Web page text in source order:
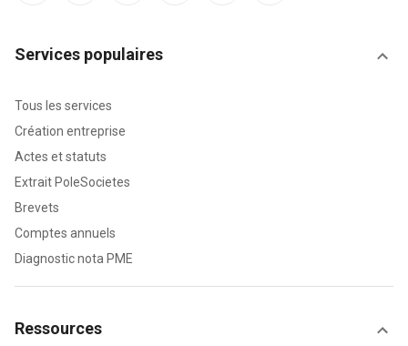
Services populaires
Tous les services
Création entreprise
Actes et statuts
Extrait PoleSocietes
Brevets
Comptes annuels
Diagnostic nota PME
Ressources